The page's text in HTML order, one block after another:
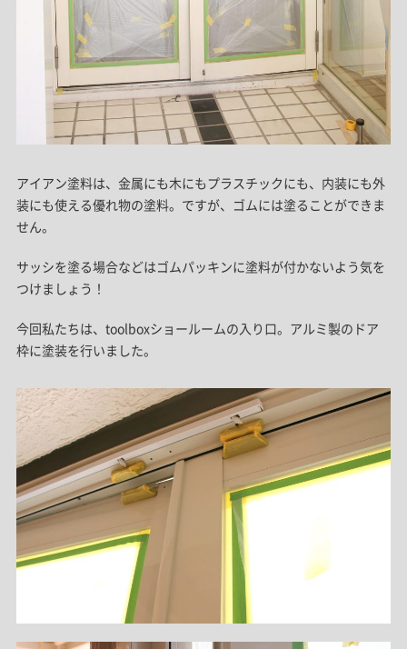
アイアン塗料は、金属にも木にもプラスチックにも、内装にも外
装にも使える優れ物の塗料。ですが、ゴムには塗ることができま
せん。
サッシを塗る場合などはゴムパッキンに塗料が付かないよう気を
つけましょう！
今回私たちは、toolboxショールームの入り口。アルミ製のドア
枠に塗装を行いました。